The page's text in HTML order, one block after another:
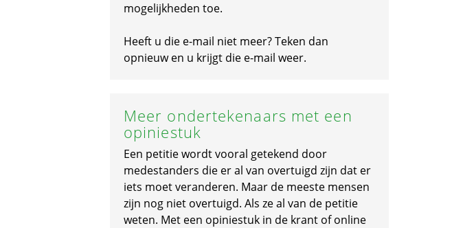
mogelijkheden toe.
Heeft u die e-mail niet meer? Teken dan
opnieuw en u krijgt die e-mail weer.
Meer ondertekenaars met een
opiniestuk
Een petitie wordt vooral getekend door
medestanders die er al van overtuigd zijn dat er
iets moet veranderen. Maar de meeste mensen
zijn nog niet overtuigd. Als ze al van de petitie
weten. Met een opiniestuk in de krant of online